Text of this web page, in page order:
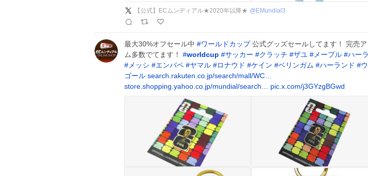
【公式】ECムンディアル★2020年以降★ @ EMundial3
最大30%オフセール中 #ワールドカップ公式グッズセールしてます！ 完売ア
ム多数でてます！ #worldcup #サッカー #クラッチ #ザユ # メープル #ハー
# メッシ #エンバペ #ヤマル #ロナウド #ケイン #ベリンガム #ハーランド #
ゴール search.rakuten.co.jp/search/mall/WC…
store.shopping.yahoo.co.jp/mundial/search…
pic.x.com/j3GYzgBGwd